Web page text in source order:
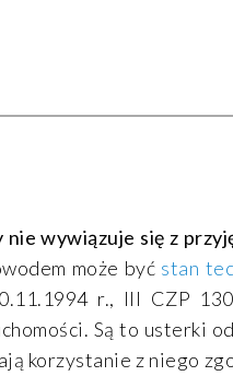
wywiązuje się z
może być stan
r., III CZP
Są to usterki
korzystanie z niego